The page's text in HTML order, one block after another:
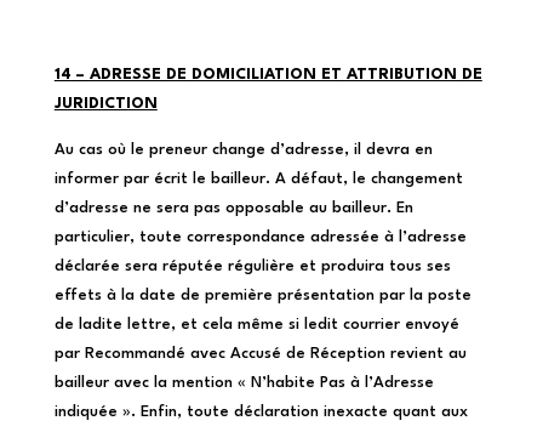
14 – ADRESSE DE DOMICILIATION ET ATTRIBUTION DE
JURIDICTION
Au cas où le preneur change d’adresse, il devra en
informer par écrit le bailleur. A défaut, le changement
d’adresse ne sera pas opposable au bailleur. En
particulier, toute correspondance adressée à l’adresse
déclarée sera réputée régulière et produira tous ses
effets à la date de première présentation par la poste
de ladite lettre, et cela même si ledit courrier envoyé
par Recommandé avec Accusé de Réception revient au
bailleur avec la mention « N’habite Pas à l’Adresse
indiquée ». Enfin, toute déclaration inexacte quant aux